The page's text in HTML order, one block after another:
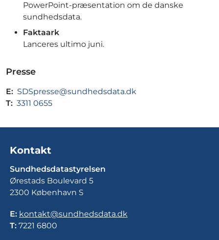
PowerPoint-præsentation om de danske
sundhedsdata.
Faktaark
Lanceres ultimo juni.
Presse
E: SDSpresse@sundhedsdata.dk
T: 3311 0655
Kontakt
Sundhedsdatastyrelsen
Ørestads Boulevard 5
2300 København S
E: kontakt@sundhedsdata.dk
T: 7221 6800